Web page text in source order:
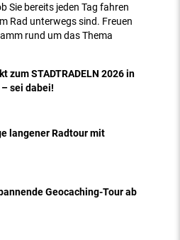
Sie bereits jeden Tag fahren
Rad unterwegs sind. Freuen
rund um das Thema
zum STADTRADELN 2026 in
sei dabei!
langener Radtour mit
Geocaching-Tour ab